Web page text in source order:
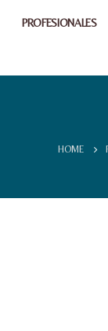
PROFESIONALES
HOME